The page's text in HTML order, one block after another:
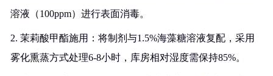
溶液（100ppm）进行表面消毒。
2. 茉莉酸甲酯施用：将制剂与1.5%海藻糖溶液复配，采用
雾化熏蒸方式处理6-8小时，库房相对湿度需保持85%。